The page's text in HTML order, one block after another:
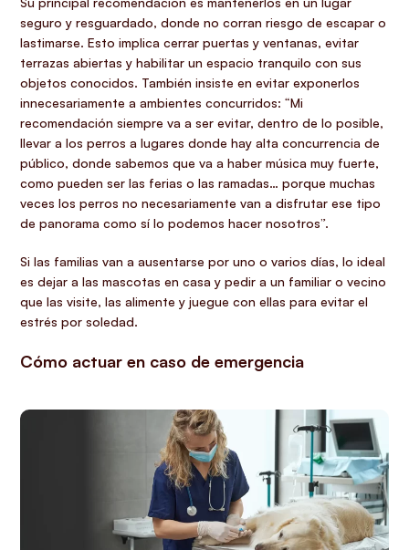
seguro y resguardado, donde no corran riesgo de escapar o
lastimarse. Esto implica cerrar puertas y ventanas, evitar
terrazas abiertas y habilitar un espacio tranquilo con sus
objetos conocidos. También insiste en evitar exponerlos
innecesariamente a ambientes concurridos: “Mi
recomendación siempre va a ser evitar, dentro de lo posible,
llevar a los perros a lugares donde hay alta concurrencia de
público, donde sabemos que va a haber música muy fuerte,
como pueden ser las ferias o las ramadas… porque muchas
veces los perros no necesariamente van a disfrutar ese tipo
de panorama como sí lo podemos hacer nosotros”.
Si las familias van a ausentarse por uno o varios días, lo ideal
es dejar a las mascotas en casa y pedir a un familiar o vecino
que las visite, las alimente y juegue con ellas para evitar el
estrés por soledad.
Cómo actuar en caso de emergencia